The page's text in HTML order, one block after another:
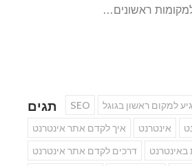
ראשונים…
תגים SEO למקום ראשון בגוגל
איך לקדם אתר אינטרנט
אינטרנט
דרכים לקדם אתר אינטרנט
באינטרנט